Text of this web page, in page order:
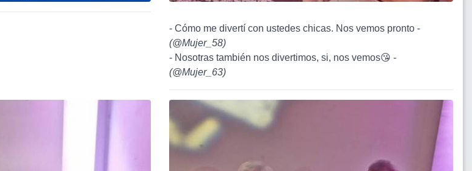
- Cómo me divertí con ustedes chicas. Nos vemos pronto -
(@Mujer_58)
- Nosotras también nos divertimos, si, nos vemos😘 -
(@Mujer_63)